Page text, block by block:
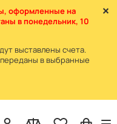
оформленные на
в понедельник, 10
выставлены счета.
в выбранные